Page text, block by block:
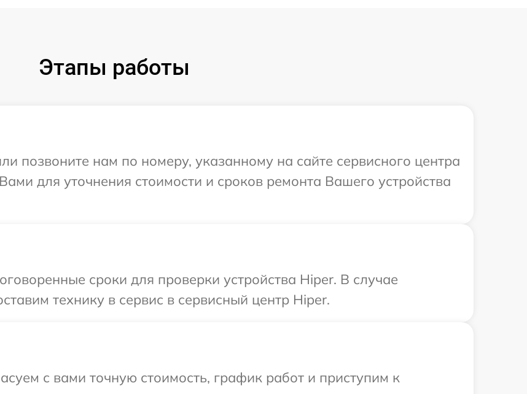
Этапы работы
позвоните нам по номеру, указанному на сайте сервисного центра
для уточнения стоимости и сроков ремонта Вашего устройства
сроки для проверки устройства Hiper. В случае
технику в сервис в сервисный центр Hiper.
с вами точную стоимость, график работ и приступим к